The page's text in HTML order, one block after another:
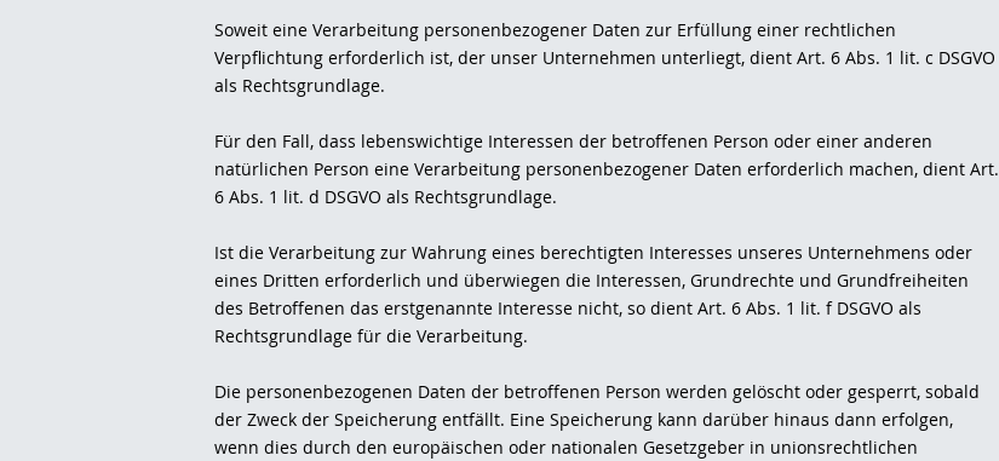
Soweit eine Verarbeitung personenbezogener Daten zur Erfüllung einer rechtlichen
Verpflichtung erforderlich ist, der unser Unternehmen unterliegt, dient Art. 6 Abs. 1 lit. c DSGVO
als Rechtsgrundlage.
Für den Fall, dass lebenswichtige Interessen der betroffenen Person oder einer anderen
natürlichen Person eine Verarbeitung personenbezogener Daten erforderlich machen, dient Art.
6 Abs. 1 lit. d DSGVO als Rechtsgrundlage.
Ist die Verarbeitung zur Wahrung eines berechtigten Interesses unseres Unternehmens oder
eines Dritten erforderlich und überwiegen die Interessen, Grundrechte und Grundfreiheiten
des Betroffenen das erstgenannte Interesse nicht, so dient Art. 6 Abs. 1 lit. f DSGVO als
Rechtsgrundlage für die Verarbeitung.
Die personenbezogenen Daten der betroffenen Person werden gelöscht oder gesperrt, sobald
der Zweck der Speicherung entfällt. Eine Speicherung kann darüber hinaus dann erfolgen,
wenn dies durch den europäischen oder nationalen Gesetzgeber in unionsrechtlichen